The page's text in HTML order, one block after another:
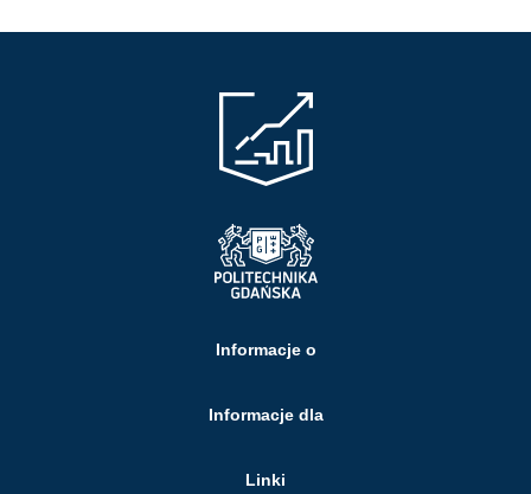
Informacje o
Informacje dla
Linki